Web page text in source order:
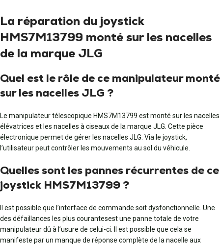
La réparation du joystick
HMS7M13799 monté sur les nacelles
de la marque JLG
Quel est le rôle de ce manipulateur monté
sur les nacelles JLG ?
Le manipulateur télescopique HMS7M13799 est monté sur les nacelles
élévatrices et les nacelles à ciseaux de la marque JLG. Cette pièce
électronique permet de gérer les nacelles JLG. Via le joystick,
l’utilisateur peut contrôler les mouvements au sol du véhicule.
Quelles sont les pannes récurrentes de ce
joystick HMS7M13799 ?
Il est possible que l’interface de commande soit dysfonctionnelle. Une
des défaillances les plus courantesest une panne totale de votre
manipulateur dû à l’usure de celui-ci. Il est possible que cela se
manifeste par un manque de réponse complète de la nacelle aux